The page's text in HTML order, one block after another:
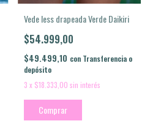
Vede less drapeada Verde Daikiri
$54.999,00
$49.499,10 con Transferencia o
depósito
3 x $18.333,00 sin interés
Comprar